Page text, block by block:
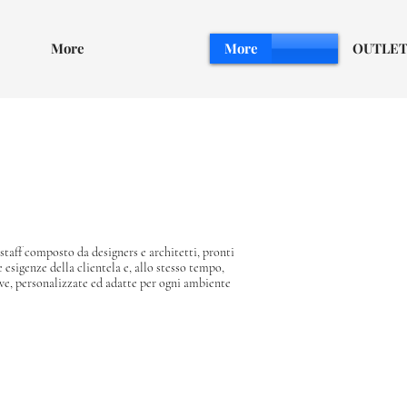
More More
composto da designers e architetti, pronti
della clientela e, allo stesso tempo,
personalizzate ed adatte per ogni ambiente